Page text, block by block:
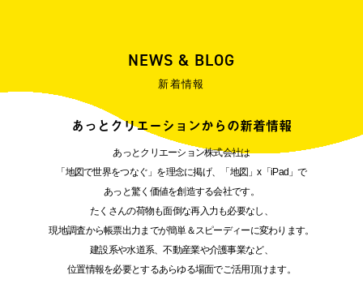
NEWS & BLOG
新着情報
あっとクリエーションからの新着情報
あっとクリエーション株式会社は
「地図で世界をつなぐ」を理念に掲げ、「地図」x「iPad」で
あっと驚く価値を創造する会社です。
たくさんの荷物も面倒な再入力も必要なし、
現地調査から帳票出力までが簡単＆スピーディーに変わります。
建設系や水道系、不動産業や介護事業など、
位置情報を必要とするあらゆる場面でご活用頂けます。